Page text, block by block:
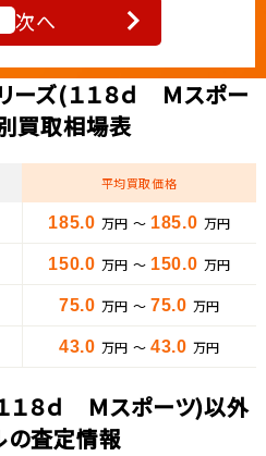
次へ
ーズ(１１８ｄ Ｍスポー
買取相場表
平均買取価格
185.0 万円 ～ 185.0 万円
150.0 万円 ～ 150.0 万円
75.0 万円 ～ 75.0 万円
43.0 万円 ～ 43.0 万円
１８ｄ Ｍスポーツ)以外
の査定情報